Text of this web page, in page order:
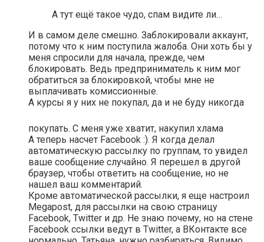
А тут ещё такое чудо, спам видите ли…
И в самом деле смешно. Заблокировали аккаунт,
потому что к ним поступила жалоба. Они хоть бы у
меня спросили для начала, прежде, чем
блокировать. Ведь предприниматель к ним мог
обратиться за блокировкой, чтобы мне не
выплачивать комиссионные.
А курсы я у них не покупал, да и не буду никогда
покупать. С меня уже хватит, накупил хлама
А теперь насчет Facebook :). Я когда делал
автоматическую рассылку по группам, то увидел
ваше сообщение случайно. Я перешел в другой
браузер, чтобы ответить на сообщение, но не
нашел ваш комментарий.
Кроме автоматической рассылки, я еще настроил
Megapost, для рассылки на свою страницу
Facebook, Twitter и др. Не знаю почему, но на стене
Facebook ссылки ведут в Twitter, а ВКонтакте все